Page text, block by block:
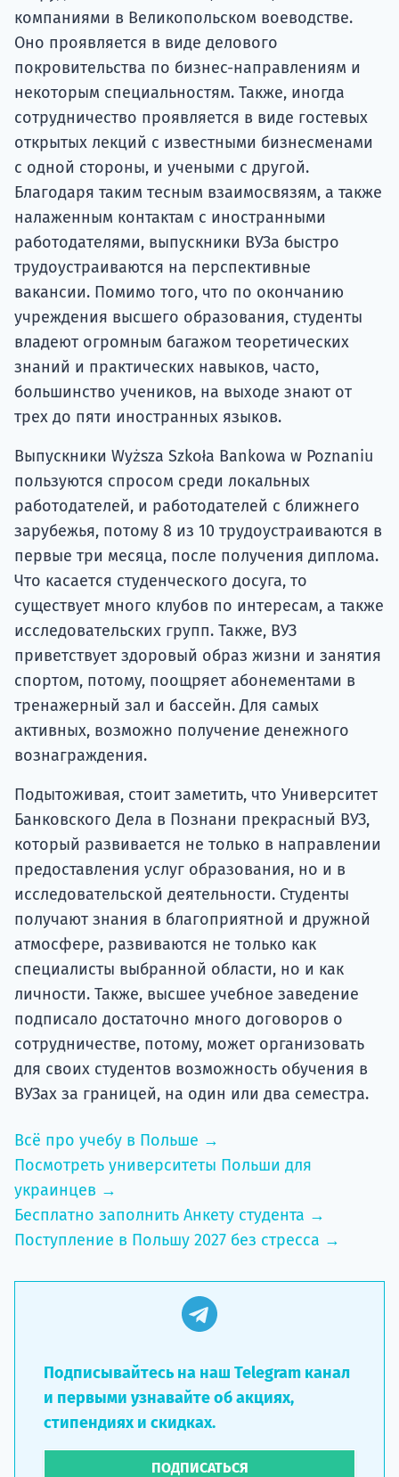
компаниями в Великопольском воеводстве.
Оно проявляется в виде делового
покровительства по бизнес-направлениям и
некоторым специальностям. Также, иногда
сотрудничество проявляется в виде гостевых
открытых лекций с известными бизнесменами
с одной стороны, и учеными с другой.
Благодаря таким тесным взаимосвязям, а также
налаженным контактам с иностранными
работодателями, выпускники ВУЗа быстро
трудоустраиваются на перспективные
вакансии. Помимо того, что по окончанию
учреждения высшего образования, студенты
владеют огромным багажом теоретических
знаний и практических навыков, часто,
большинство учеников, на выходе знают от
трех до пяти иностранных языков.
Выпускники Wyższa Szkoła Bankowa w Poznaniu
пользуются спросом среди локальных
работодателей, и работодателей с ближнего
зарубежья, потому 8 из 10 трудоустраиваются в
первые три месяца, после получения диплома.
Что касается студенческого досуга, то
существует много клубов по интересам, а также
исследовательских групп. Также, ВУЗ
приветствует здоровый образ жизни и занятия
спортом, потому, поощряет абонементами в
тренажерный зал и бассейн. Для самых
активных, возможно получение денежного
вознаграждения.
Подытоживая, стоит заметить, что Университет
Банковского Дела в Познани прекрасный ВУЗ,
который развивается не только в направлении
предоставления услуг образования, но и в
исследовательской деятельности. Студенты
получают знания в благоприятной и дружной
атмосфере, развиваются не только как
специалисты выбранной области, но и как
личности. Также, высшее учебное заведение
подписало достаточно много договоров о
сотрудничестве, потому, может организовать
для своих студентов возможность обучения в
ВУЗах за границей, на один или два семестра.
Всё про учебу в Польше →
Посмотреть университеты Польши для
украинцев →
Бесплатно заполнить Анкету студента →
Поступление в Польшу 2027 без стресса →
Подписывайтесь на наш Telegram канал
и первыми узнавайте об акциях,
стипендиях и скидках.
ПОДПИСАТЬСЯ